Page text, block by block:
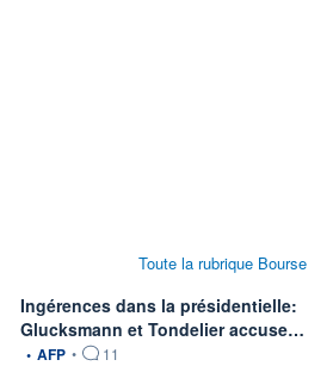
Ingérences dans la présidentielle:
Glucksmann et Tondelier accuse…
• AFP • 11
Toute la rubrique Bourse